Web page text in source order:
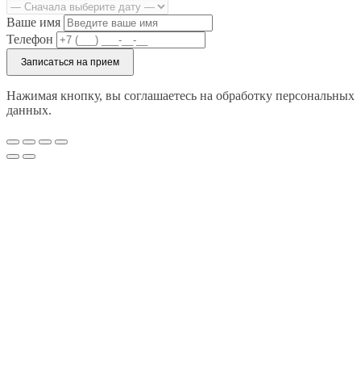
Ваше имя
Телефон
Записаться на прием
Нажимая кнопку, вы соглашаетесь на обработку персональных
данных.